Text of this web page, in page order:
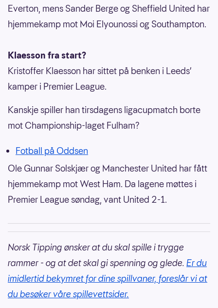
Everton, mens Sander Berge og Sheffield United har
hjemmekamp mot Moi Elyounossi og Southampton.
Klaesson fra start?
Kristoffer Klaesson har sittet på benken i Leeds’
kamper i Premier League.
Kanskje spiller han tirsdagens ligacupmatch borte
mot Championship-laget Fulham?
Fotball på Oddsen
Ole Gunnar Solskjær og Manchester United har fått
hjemmekamp mot West Ham. Da lagene møttes i
Premier League søndag, vant United 2-1.
Norsk Tipping ønsker at du skal spille i trygge
rammer - og at det skal gi spenning og glede. Er du
imidlertid bekymret for dine spillvaner, foreslår vi at
du besøker våre spillevettsider.